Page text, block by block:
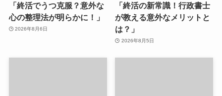
「終活でうつ克服？意外な
心の整理法が明らかに！」
2026年8月6日
「終活の新常識！行政書士
が教える意外なメリットと
は？」
2026年8月5日